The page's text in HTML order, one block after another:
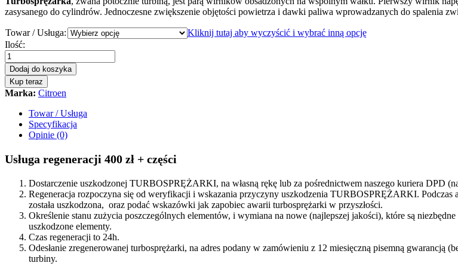
zasysanego do cylindrów. Jednoczesne zwiększenie objętości powietrza i dawki paliwa wprowadzanych do spalenia
Towar / Usługa:
Kliknij tutaj aby wyczyścić i wybrać inną opcję
Turbosprężarka
turbina
Citroen
C5
III
109/112/114
quantity
Ilość:
Dodaj do koszyka
Kup teraz
Marka: Citroen
Towar / Usługa
Specyfikacja
Opinie (0)
Usługa regeneracji 400 zł + części
Dostarczenie uszkodzonej TURBOSPRĘŻARKI, na własną rękę lub za pośrednictwem naszego kuriera DPD
Regeneracja rozpoczyna się od weryfikacji i wskazania przyczyny uszkodzenia TURBOSPRĘŻARKI. Podczas
została uszkodzona, oraz podać wskazówki jak zapobiec awarii turbosprężarki w przyszłości.
Określenie stanu zużycia poszczególnych elementów, i wymiana na nowe (najlepszej jakości), które są
uszkodzone elementy.
Czas regeneracji to 24h.
Odesłanie zregenerowanej turbosprężarki, na adres podany w zamówieniu z 12 miesięczną pisemną
turbiny.